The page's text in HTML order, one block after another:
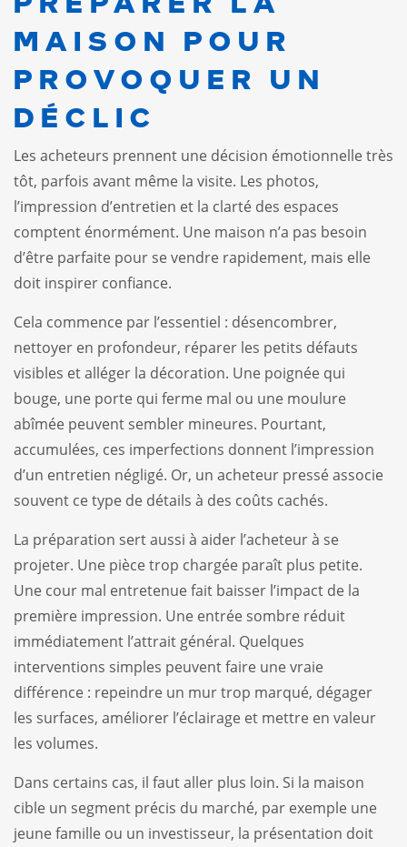
MAISON POUR
PROVOQUER UN
DÉCLIC
Les acheteurs prennent une décision émotionnelle très
tôt, parfois avant même la visite. Les photos,
l’impression d’entretien et la clarté des espaces
comptent énormément. Une maison n’a pas besoin
d’être parfaite pour se vendre rapidement, mais elle
doit inspirer confiance.
Cela commence par l’essentiel : désencombrer,
nettoyer en profondeur, réparer les petits défauts
visibles et alléger la décoration. Une poignée qui
bouge, une porte qui ferme mal ou une moulure
abîmée peuvent sembler mineures. Pourtant,
accumulées, ces imperfections donnent l’impression
d’un entretien négligé. Or, un acheteur pressé associe
souvent ce type de détails à des coûts cachés.
La préparation sert aussi à aider l’acheteur à se
projeter. Une pièce trop chargée paraît plus petite.
Une cour mal entretenue fait baisser l’impact de la
première impression. Une entrée sombre réduit
immédiatement l’attrait général. Quelques
interventions simples peuvent faire une vraie
différence : repeindre un mur trop marqué, dégager
les surfaces, améliorer l’éclairage et mettre en valeur
les volumes.
Dans certains cas, il faut aller plus loin. Si la maison
cible un segment précis du marché, par exemple une
jeune famille ou un investisseur, la présentation doit